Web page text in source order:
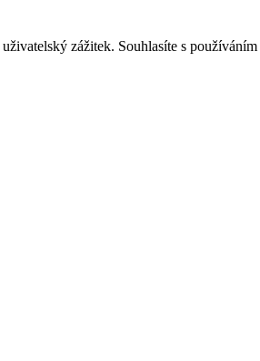
zážitek. Souhlasíte s používáním